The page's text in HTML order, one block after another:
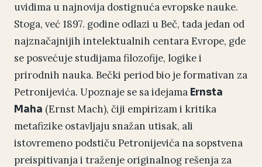
uvidima u najnovija dostignuća evropske nauke.
Stoga, već 1897. godine odlazi u Beč, tada jedan od
najznačajnijih intelektualnih centara Evrope, gde
se posvećuje studijama filozofije, logike i
prirodnih nauka. Bečki period bio je formativan za
Petronijevića. Upoznaje se sa idejama Ernsta
Maha (Ernst Mach), čiji empirizam i kritika
metafizike ostavljaju snažan utisak, ali
istovremeno podstiču Petronijevića na sopstvena
preispitivanja i traženje originalnog rešenja za